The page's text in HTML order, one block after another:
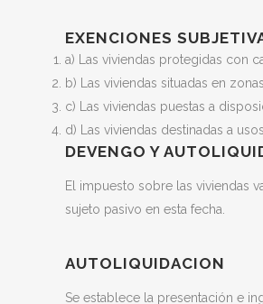
EXENCIONES
a) Las viviendas protegidas con
b) Las viviendas situadas en
c) Las viviendas puestas a
d) Las viviendas destinadas a
DEVENGO Y
El impuesto sobre las viviendas
sujeto pasivo en esta fecha.
AUTOLIQUIDACION
Se establece la presentación e